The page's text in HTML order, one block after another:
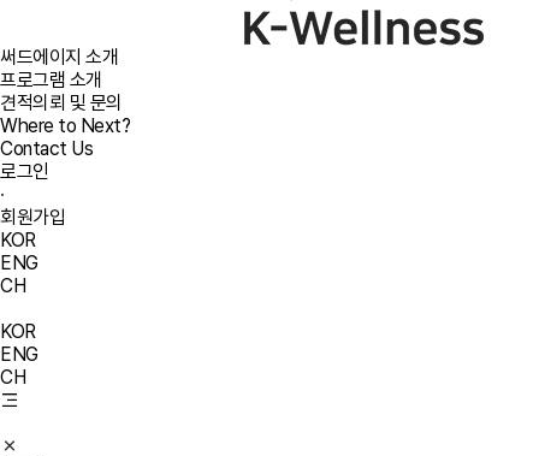
써드에이지 소개
프로그램 소개
견적의뢰 및 문의
Where to Next?
Contact Us
로그인
·
회원가입
KOR
ENG
CH
KOR
ENG
CH